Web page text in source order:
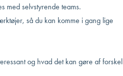
med selvstyrende teams.
så du kan komme i gang lige
og hvad det kan gøre af forskel